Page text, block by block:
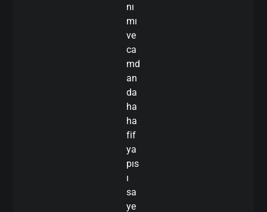
nı
mı
ve
ca
md
an
da
ha
ha
fif
ya
pıs
ı
sa
ye